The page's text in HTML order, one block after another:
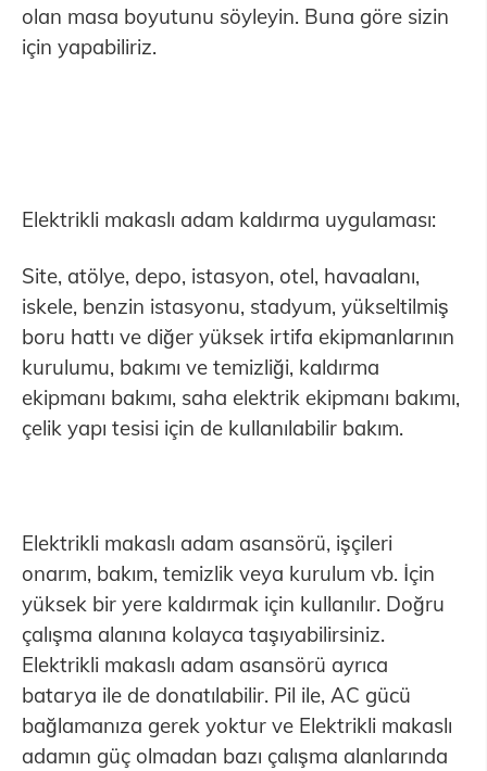
olan masa boyutunu söyleyin. Buna göre sizin
için yapabiliriz.
Elektrikli makaslı adam kaldırma uygulaması:
Site, atölye, depo, istasyon, otel, havaalanı,
iskele, benzin istasyonu, stadyum, yükseltilmiş
boru hattı ve diğer yüksek irtifa ekipmanlarının
kurulumu, bakımı ve temizliği, kaldırma
ekipmanı bakımı, saha elektrik ekipmanı bakımı,
çelik yapı tesisi için de kullanılabilir bakım.
Elektrikli makaslı adam asansörü, işçileri
onarım, bakım, temizlik veya kurulum vb. İçin
yüksek bir yere kaldırmak için kullanılır. Doğru
çalışma alanına kolayca taşıyabilirsiniz.
Elektrikli makaslı adam asansörü ayrıca
batarya ile de donatılabilir. Pil ile, AC gücü
bağlamanıza gerek yoktur ve Elektrikli makaslı
adamın güç olmadan bazı çalışma alanlarında